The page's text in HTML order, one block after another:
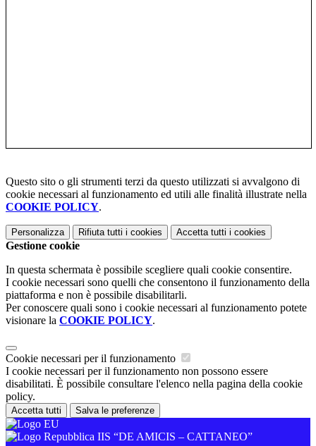
Questo sito o gli strumenti terzi da questo utilizzati si avvalgono di
cookie necessari al funzionamento ed utili alle finalità illustrate nella
COOKIE POLICY.
Personalizza Rifiuta tutti i cookies Accetta tutti i cookies
Gestione cookie
In questa schermata è possibile scegliere quali cookie consentire.
I cookie necessari sono quelli che consentono il funzionamento della
piattaforma e non è possibile disabilitarli.
Per conoscere quali sono i cookie necessari al funzionamento potete
visionare la COOKIE POLICY.
Cookie necessari per il funzionamento
I cookie necessari per il funzionamento non possono essere
disabilitati. È possibile consultare l'elenco nella pagina della cookie
policy.
Accetta tutti Salva le preferenze
IIS “DE AMICIS – CATTANEO”